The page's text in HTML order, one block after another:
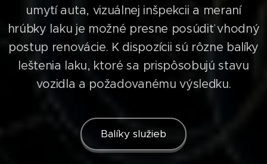
umytí auta, vizuálnej inšpekcii a meraní
hrúbky laku je možné presne posúdiť vhodný
postup renovácie. K dispozícii sú rôzne balíky
leštenia laku, ktoré sa prispôsobujú stavu
vozidla a požadovanému výsledku.
Balíky služieb